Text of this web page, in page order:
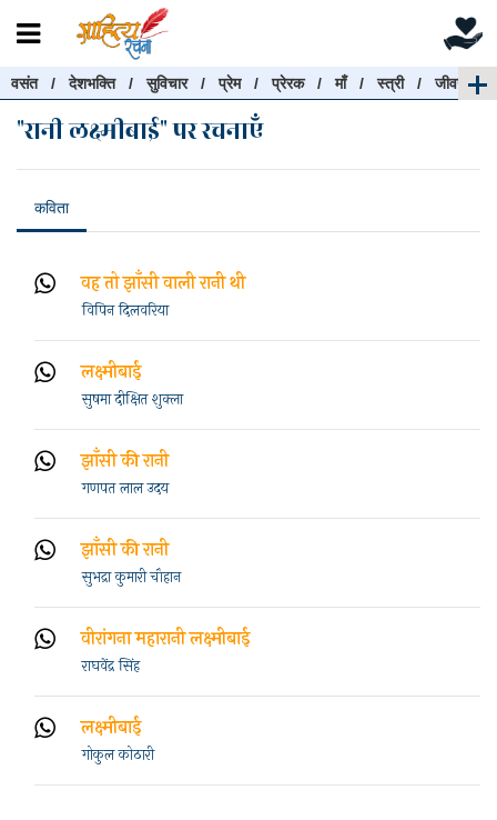
वसंत/देशभक्ति/सुविचार/प्रेम/प्रेरक/माँ/स्त्री/जीवन
"रानी लक्ष्मीबाई" पर रचनाएँ
कविता
वह तो झाँसी वाली रानी थी
विपिन दिलवरिया
लक्ष्मीबाई
सुषमा दीक्षित शुक्ला
झाँसी की रानी
गणपत लाल उदय
झाँसी की रानी
सुभद्रा कुमारी चौहान
वीरांगना महारानी लक्ष्मीबाई
राघवेंद्र सिंह
लक्ष्मीबाई
गोकुल कोठारी
रचनाएँ खोजें
रचनाएँ खोजने के लिए नीचे दी गई बॉक्स में हिन्दी में लिखें और